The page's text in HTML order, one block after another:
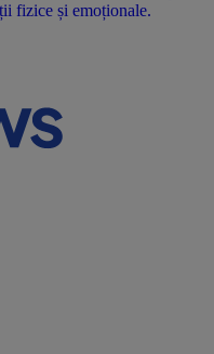
fizice și emoționale.